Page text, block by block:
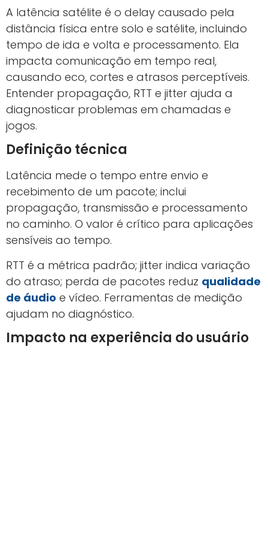
A latência satélite é o delay causado pela
distância física entre solo e satélite, incluindo
tempo de ida e volta e processamento. Ela
impacta comunicação em tempo real,
causando eco, cortes e atrasos perceptíveis.
Entender propagação, RTT e jitter ajuda a
diagnosticar problemas em chamadas e
jogos.
Definição técnica
Latência mede o tempo entre envio e
recebimento de um pacote; inclui
propagação, transmissão e processamento
no caminho. O valor é crítico para aplicações
sensíveis ao tempo.
RTT é a métrica padrão; jitter indica variação
do atraso; perda de pacotes reduz qualidade
de áudio e vídeo. Ferramentas de medição
ajudam no diagnóstico.
Impacto na experiência do usuário